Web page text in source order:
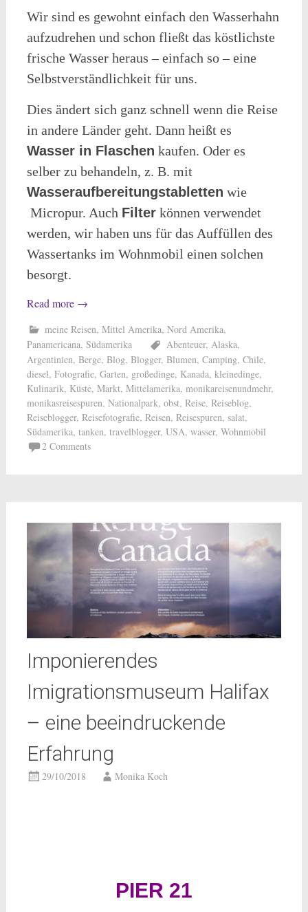
Wir sind es gewohnt einfach den Wasserhahn
aufzudrehen und schon fließt das köstlichste
frische Wasser heraus – einfach so – eine
Selbstverständlichkeit für uns.
Dies ändert sich ganz schnell wenn die Reise
in andere Länder geht. Dann heißt es
Wasser in Flaschen kaufen. Oder es
selber zu behandeln, z. B. mit
Wasseraufbereitungstabletten wie
Micropur. Auch Filter können verwendet
werden, wir haben uns für das Auffüllen des
Wassertanks im Wohnmobil einen solchen
besorgt.
Read more →
meine Reisen, Mittel Amerika, Nord Amerika,
Panamericana, Südamerika Abenteuer, Alaska,
Argentinien, Berge, Blog, Blogger, Blumen, Camping, Chile,
diesel, Fotografie, Garten, großedinge, Kanada, kleinedinge,
Kulinarik, Küste, Markt, Mittelamerika, monikareisenundmehr,
monikasreisespuren, Nationalpark, obst, Reise, Reiseblog,
Reiseblogger, Reisefotografie, Reisen, Reisespuren, salat,
Südamerika, tanken, travelblogger, USA, wasser, Wohnmobil
2 Comments
Imponierendes
Imigrationsmuseum Halifax
– eine beeindruckende
Erfahrung
29/10/2018 Monika Koch
PIER 21